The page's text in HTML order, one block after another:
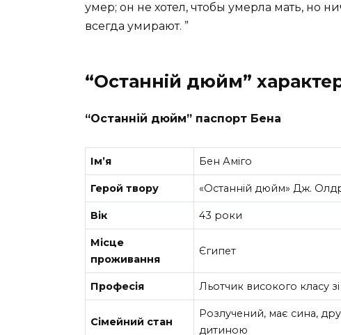
умер; он не хотел, чтобы умерла мать, но
всегда умирают. ”
“Останній дюйм”
“Останній дюйм” паспорт Бена
Ім’‎я Бен Аміго
Герой твору «Останній дюйм» Дж.
Вік 43 роки
Місце
проживання
Єгипет
Професія Льотчик високого класу
Сімейний стан
Розлучений, має сина,
дитиною